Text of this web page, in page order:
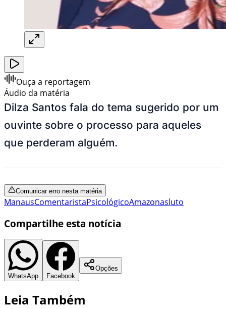
Ouça a reportagem
Áudio da matéria
Dilza Santos fala do tema sugerido por um
ouvinte sobre o processo para aqueles
que perderam alguém.
Comunicar erro nesta matéria
ManausComentaristaPsicológicoAmazonasluto
Compartilhe esta notícia
WhatsApp Facebook
Opções
Leia Também